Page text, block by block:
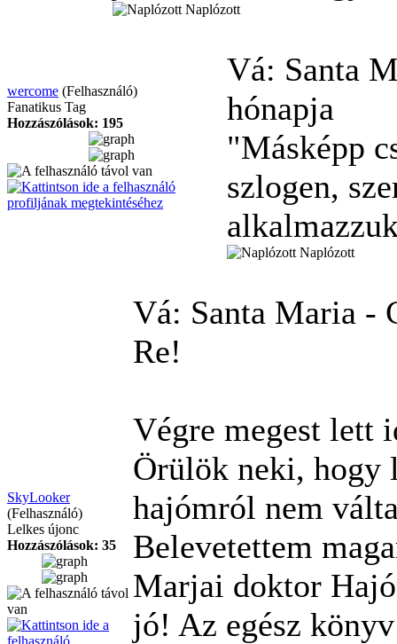
Naplózott
wercome (Felhasználó)
Fanatikus Tag
Hozzászólások: 195
Vá: Santa
hónapja
"Másképp
szlogen,
Naplózott
SkyLooker
(Felhasználó)
Lelkes újonc
Hozzászólások: 35
Vá: Santa Maria -
Re!
Végre megest lett
Örülök neki, hogy
hajómról nem
Belevetettem
Marjai doktor
jó! Az egész